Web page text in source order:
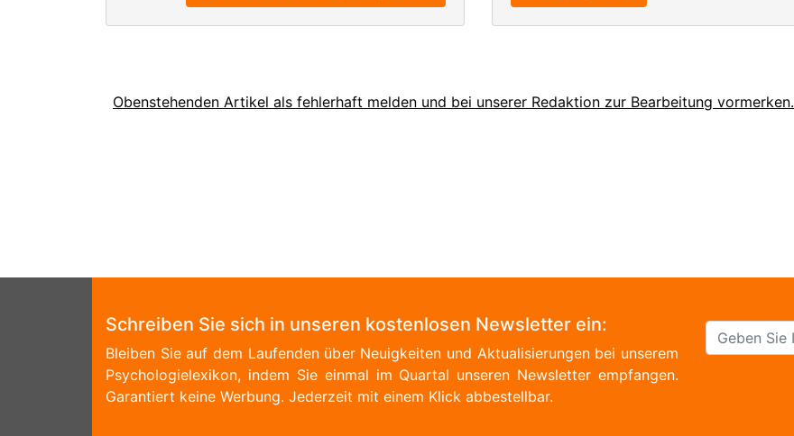
Obenstehenden Artikel als fehlerhaft melden und bei unserer Redaktion zur Bearbeitung vormerken.
Schreiben Sie sich in unseren kostenlosen Newsletter ein:
Bleiben Sie auf dem Laufenden über Neuigkeiten und Aktualisierungen bei unserem
Psychologielexikon, indem Sie einmal im Quartal unseren Newsletter empfangen.
Garantiert keine Werbung. Jederzeit mit einem Klick abbestellbar.